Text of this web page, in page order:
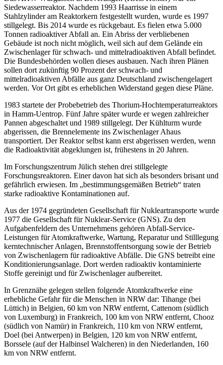
Siedewasserreaktor. Nachdem 1993 Haar­risse in einem
Stahlzylinder am Reaktorkern festgestellt wurden, wurde es 1997
stillgelegt. Bis 2014 wurde es rückgebaut. Es fielen etwa 5.000
Tonnen radioaktiver Abfall an. Ein Abriss der verbliebenen
Gebäude ist noch nicht möglich, weil sich auf dem Gelände ein
Zwischenlager für schwach- und mittelradioaktiven Abfall befindet.
Die Bundesbehörden wollen dieses ausbauen. Nach ihren Plänen
sollen dort zukünftig 90 Prozent der schwach- und
mittelradioaktiven Abfälle aus ganz Deutschland zwischengelagert
werden. Vor Ort gibt es erheblichen Widerstand gegen diese Pläne.
1983 startete der Probebetrieb des Thorium-Hochtemperaturreaktors
in Hamm-Uentrop. Fünf Jahre später wurde er wegen zahlreicher
Pannen abgeschaltet und 1989 stillgelegt. Der Kühlturm wurde
abgerissen, die Brennelemente ins Zwischenlager Ahaus
transportiert. Der Reaktor selbst kann erst abgerissen werden, wenn
die Radioaktivität abgeklungen ist, frühestens in 20 Jahren.
Im Forschungszentrum Jülich stehen drei stillgelegte
Forschungsreaktoren. Einer davon hat sich als besonders brisant und
gefährlich erwiesen. Im „bestimmungsgemäßen Betrieb“ traten
starke radioaktive Kontaminationen auf.
Aus der 1974 gegründeten Gesellschaft für Nukleartransporte wurde
1977 die Gesellschaft für Nuklear-Service (GNS). Zu den
Aufgabenfeldern des Unternehmens gehören Abfall-Service-
Leistungen für Atomkraftwerke, Wartung, Reparatur und Stilllegung
kerntechnischer Anlagen, Brennstoffentsorgung sowie der Betrieb
von Zwischenlagern für radioaktive Abfälle. Die GNS betreibt eine
Konditionierungsanlage. Dort werden radioaktiv kontaminierte
Stoffe gereinigt und für Zwischenlager aufbereitet.
In Grenznähe gelegen stellen folgende Atomkraftwerke eine
erhebliche Gefahr für die Menschen in NRW dar: Tihange (bei
Lüttich) in Belgien, 60 km von NRW entfernt, Cattenom (südlich
von Luxemburg) in Frankreich, 100 km von NRW entfernt, Chooz
(südlich von Namür) in Frankreich, 110 km von NRW entfernt,
Doel (bei Antwerpen) in Belgien, 120 km von NRW entfernt,
Borssele (auf der Halbinsel Walcheren) in den Niederlanden, 160
km von NRW entfernt.